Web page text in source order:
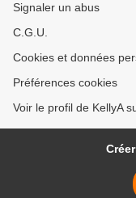
Signaler un abus
C.G.U.
Cookies et données
Préférences cookies
Voir le profil de KellyA